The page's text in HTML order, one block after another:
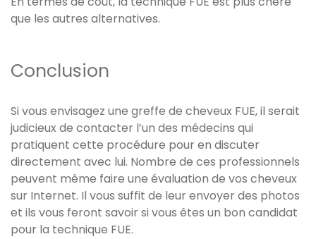
que les autres alternatives.
Conclusion
Si vous envisagez une greffe de cheveux FUE, il serait
judicieux de contacter l’un des médecins qui
pratiquent cette procédure pour en discuter
directement avec lui. Nombre de ces professionnels
peuvent même faire une évaluation de vos cheveux
sur Internet. Il vous suffit de leur envoyer des photos
et ils vous feront savoir si vous êtes un bon candidat
pour la technique FUE.